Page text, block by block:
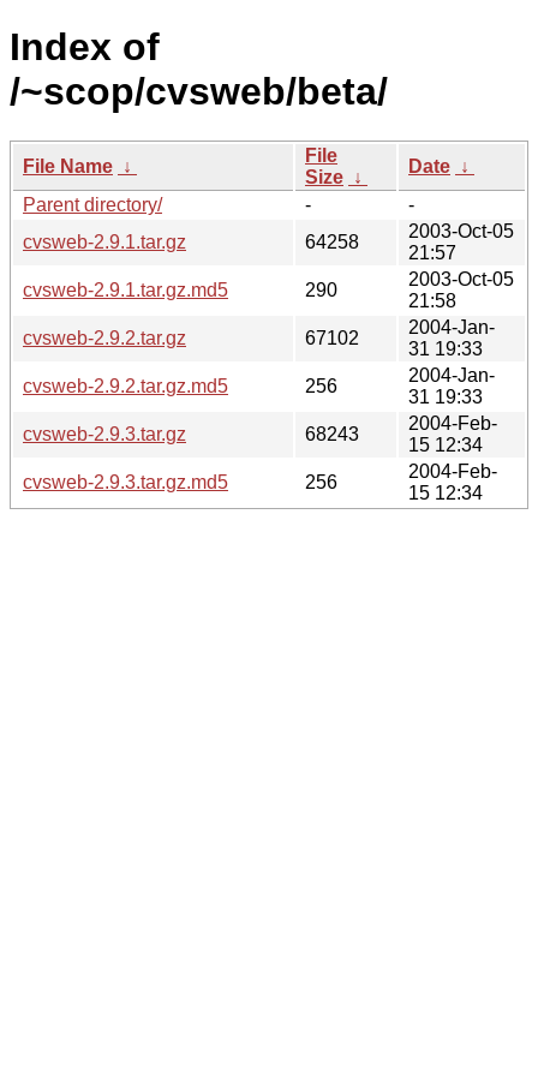
Index of
/~scop/cvsweb/beta/
File Name ↓
File
Size ↓
Date ↓
Parent directory/
-
-
cvsweb-2.9.1.tar.gz
64258
2003-Oct-05
21:57
cvsweb-2.9.1.tar.gz.md5
290
2003-Oct-05
21:58
cvsweb-2.9.2.tar.gz
67102
2004-Jan-
31 19:33
cvsweb-2.9.2.tar.gz.md5
256
2004-Jan-
31 19:33
cvsweb-2.9.3.tar.gz
68243
2004-Feb-
15 12:34
cvsweb-2.9.3.tar.gz.md5
256
2004-Feb-
15 12:34